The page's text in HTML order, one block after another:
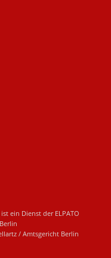
ein Dienst der ELPATO
/ Amtsgericht Berlin